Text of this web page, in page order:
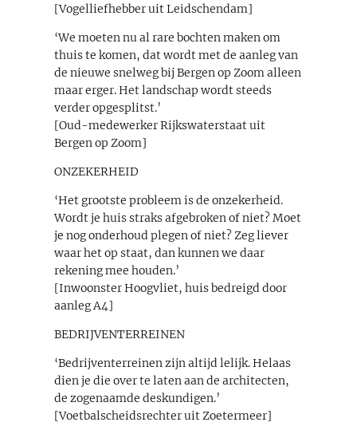
[Vogelliefhebber uit Leidschendam]
‘We moeten nu al rare bochten maken om
thuis te komen, dat wordt met de aanleg van
de nieuwe snelweg bij Bergen op Zoom alleen
maar erger. Het landschap wordt steeds
verder opgesplitst.’
[Oud-medewerker Rijkswaterstaat uit
Bergen op Zoom]
ONZEKERHEID
‘Het grootste probleem is de onzekerheid.
Wordt je huis straks afgebroken of niet? Moet
je nog onderhoud plegen of niet? Zeg liever
waar het op staat, dan kunnen we daar
rekening mee houden.’
[Inwoonster Hoogvliet, huis bedreigd door
aanleg A4]
BEDRIJVENTERREINEN
‘Bedrijventerreinen zijn altijd lelijk. Helaas
dien je die over te laten aan de architecten,
de zogenaamde deskundigen.’
[Voetbalscheidsrechter uit Zoetermeer]